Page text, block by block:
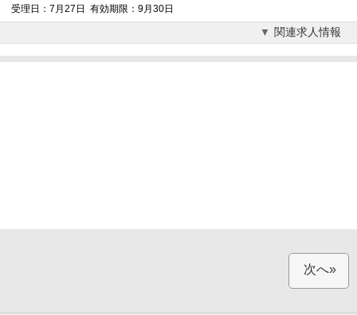
受理日：7月27日 有効期限：9月30日
関連求人情報
次へ»